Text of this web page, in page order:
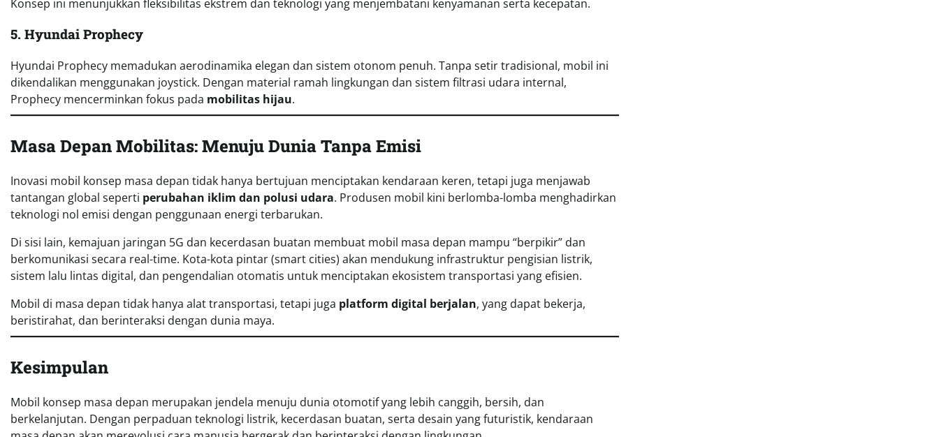
Konsep ini menunjukkan fleksibilitas ekstrem dan teknologi yang menjembatani kenyamanan serta kecepatan.
5. Hyundai Prophecy
Hyundai Prophecy memadukan aerodinamika elegan dan sistem otonom penuh. Tanpa setir tradisional, mobil ini
dikendalikan menggunakan joystick. Dengan material ramah lingkungan dan sistem filtrasi udara internal,
Prophecy mencerminkan fokus pada mobilitas hijau.
Masa Depan Mobilitas: Menuju Dunia Tanpa Emisi
Inovasi mobil konsep masa depan tidak hanya bertujuan menciptakan kendaraan keren, tetapi juga menjawab
tantangan global seperti perubahan iklim dan polusi udara. Produsen mobil kini berlomba-lomba menghadirkan
teknologi nol emisi dengan penggunaan energi terbarukan.
Di sisi lain, kemajuan jaringan 5G dan kecerdasan buatan membuat mobil masa depan mampu “berpikir” dan
berkomunikasi secara real-time. Kota-kota pintar (smart cities) akan mendukung infrastruktur pengisian listrik,
sistem lalu lintas digital, dan pengendalian otomatis untuk menciptakan ekosistem transportasi yang efisien.
Mobil di masa depan tidak hanya alat transportasi, tetapi juga platform digital berjalan, yang dapat bekerja,
beristirahat, dan berinteraksi dengan dunia maya.
Kesimpulan
Mobil konsep masa depan merupakan jendela menuju dunia otomotif yang lebih canggih, bersih, dan
berkelanjutan. Dengan perpaduan teknologi listrik, kecerdasan buatan, serta desain yang futuristik, kendaraan